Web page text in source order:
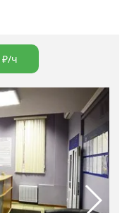
₽/ч